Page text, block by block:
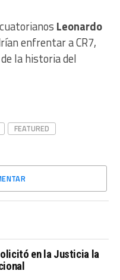
Leonardo
enfrentar a CR7,
la historia del
FEATURED
en la Justicia la